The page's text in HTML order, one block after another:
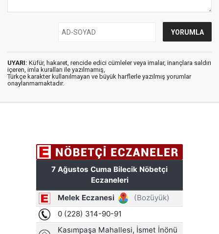
UYARI: Küfür, hakaret, rencide edici cümleler veya imalar, inançlara saldırı
içeren, imla kuralları ile yazılmamış,
Türkçe karakter kullanılmayan ve büyük harflerle yazılmış yorumlar
onaylanmamaktadır.